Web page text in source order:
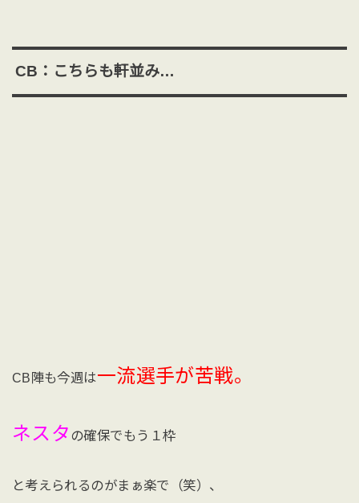
CB：こちらも軒並み…
CB陣も今週は一流選手が苦戦。
ネスタ の確保でもう１枠
と考えられるのがまぁ楽で（笑）、